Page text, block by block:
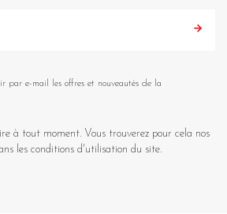
par e-mail les offres et nouveautés de la
à tout moment. Vous trouverez pour cela nos
les conditions d'utilisation du site.